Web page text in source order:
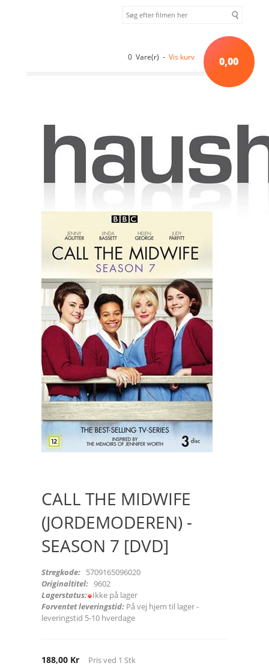
0 Vare(r) - Vis kurv 0,00
Sortiment uden kategori
CALL THE MIDWIFE
(JORDEMODEREN) - SEASON 7 [DVD]
CALL THE MIDWIFE
(JORDEMODEREN) -
SEASON 7 [DVD]
Stregkode: 5709165096020
Originaltitel: 9602
Lagerstatus: Ikke på lager
Forventet leveringstid: På vej hjem til lager -
leveringstid 5-10 hverdage
188,00 Kr Pris ved 1 Stk